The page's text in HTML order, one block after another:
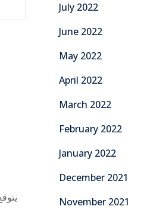
July 2022
June 2022
May 2022
April 2022
March 2022
February 2022
January 2022
December 2021
November 2021